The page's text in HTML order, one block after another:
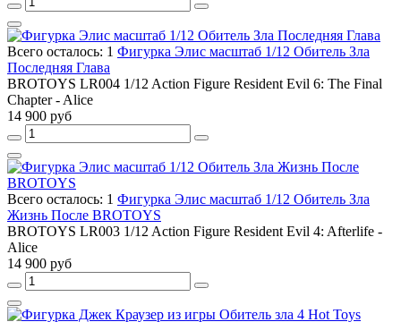
Всего осталось: 1 Фигурка Элис масштаб 1/12 Обитель Зла
Последняя Глава
BROTOYS LR004 1/12 Action Figure Resident Evil 6: The Final
Chapter - Alice
14 900 руб
Всего осталось: 1 Фигурка Элис масштаб 1/12 Обитель Зла
Жизнь После BROTOYS
BROTOYS LR003 1/12 Action Figure Resident Evil 4: Afterlife -
Alice
14 900 руб